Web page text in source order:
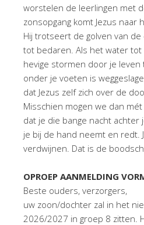
worstelen de leerlingen met
zonsopgang komt Jezus naar
Hij trotseert de golven van
tot bedaren. Als het water tot
hevige stormen door je leven
onder je voeten is
dat Jezus zelf zich over de
Misschien mogen we dan
dat je die bange nacht achter
je bij de hand neemt en redt.
verdwijnen. Dat is de
OPROEP AANMELDING
Beste ouders, verzorgers,
uw zoon/dochter zal in het
2026/2027 in groep 8 zitten.